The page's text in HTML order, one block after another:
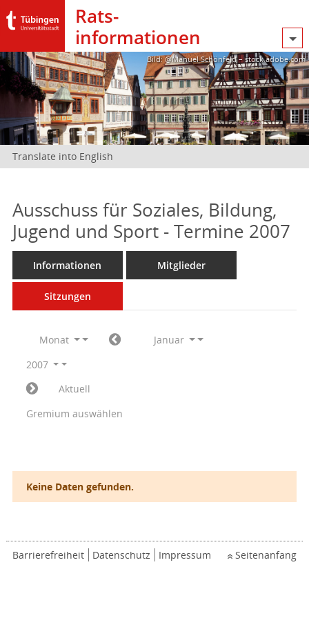
Rats­
informationen
Bild: @Manuel Schönfeld – stock.adobe.com
Translate into English
Ausschuss für Soziales, Bildung,
Jugend und Sport - Termine 2007
Informationen Mitglieder
Sitzungen
Monat
Januar
2007
Aktuell
Gremium auswählen
Keine Daten gefunden.
Barrierefreiheit Datenschutz Impressum Seitenanfang